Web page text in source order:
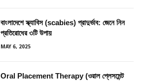
বাংলাদেশে স্ক্যাবিস (scabies) প্রাদুর্ভাব: জেনে নিন
প্রতিরোধের ৩টি উপায়
MAY 6, 2025
Oral Placement Therapy (ওরাল প্লেসমেন্ট